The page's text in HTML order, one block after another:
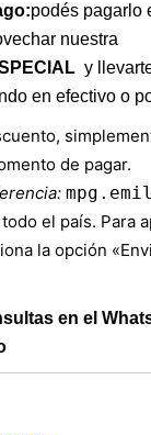
podés pagarlo
nuestra
y
en efectivo o
de pagar.
todo el país. Para
la opción
en el